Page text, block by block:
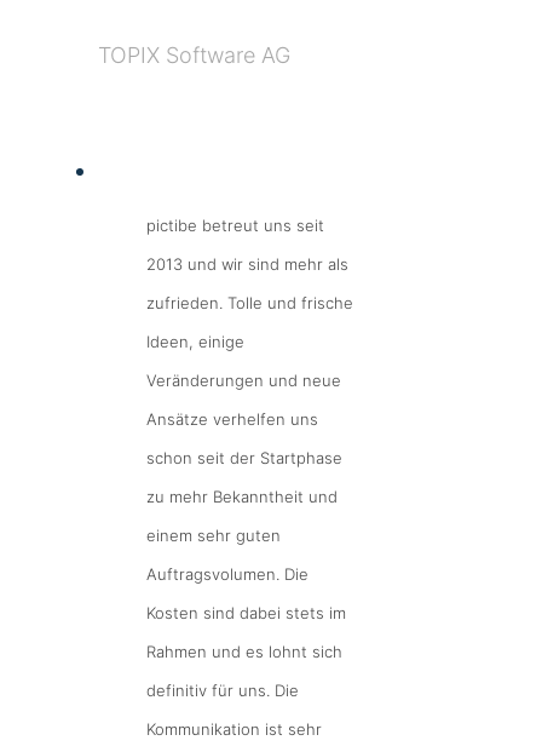
TOPIX Software AG
pictibe betreut uns seit
2013 und wir sind mehr als
zufrieden. Tolle und frische
Ideen, einige
Veränderungen und neue
Ansätze verhelfen uns
schon seit der Startphase
zu mehr Bekanntheit und
einem sehr guten
Auftragsvolumen. Die
Kosten sind dabei stets im
Rahmen und es lohnt sich
definitiv für uns. Die
Kommunikation ist sehr